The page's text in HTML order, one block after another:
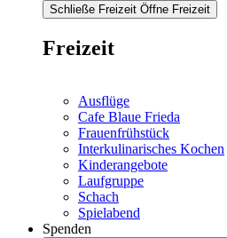
Schließe Freizeit Öffne Freizeit
Freizeit
Ausflüge
Cafe Blaue Frieda
Frauenfrühstück
Interkulinarisches Kochen
Kinderangebote
Laufgruppe
Schach
Spielabend
Spenden